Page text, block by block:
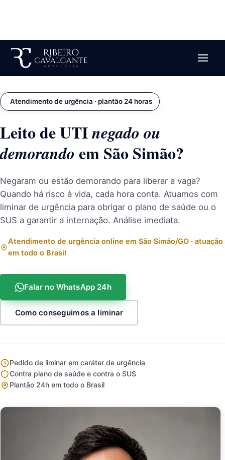
Atendimento de urgência · plantão 24 horas
Leito de UTInegado ou
demorando em São Simão?
Negaram ou estão demorando para liberar a vaga?
Quando há risco à vida, cada hora conta. Atuamos com
liminar de urgência para obrigar o plano de saúde ou o
SUS a garantir a internação. Análise imediata.
Atendimento de urgência online em São Simão/GO · atuação
em todo o Brasil
Falar no WhatsApp 24h
Como conseguimos a liminar
Pedido de liminar em caráter de urgência
Contra plano de saúde e contra o SUS
Plantão 24h em todo o Brasil